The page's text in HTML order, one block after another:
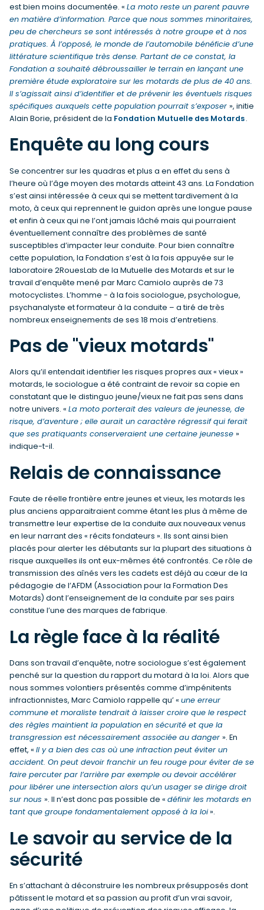
est bien moins documentée. « La moto reste un parent pauvre
en matière d’information. Parce que nous sommes minoritaires,
peu de chercheurs se sont intéressés à notre groupe et à nos
pratiques. À l’opposé, le monde de l’automobile bénéficie d’une
littérature scientifique très dense. Partant de ce constat, la
Fondation a souhaité débroussailler le terrain en lançant une
première étude exploratoire sur les motards de plus de 40 ans.
Il s’agissait ainsi d’identifier et de prévenir les éventuels risques
spécifiques auxquels cette population pourrait s’exposer », initie
Alain Borie, président de la Fondation Mutuelle des Motards.
Enquête au long cours
Se concentrer sur les quadras et plus a en effet du sens à
l’heure où l’âge moyen des motards atteint 43 ans. La Fondation
s’est ainsi intéressée à ceux qui se mettent tardivement à la
moto, à ceux qui reprennent le guidon après une longue pause
et enfin à ceux qui ne l’ont jamais lâché mais qui pourraient
éventuellement connaître des problèmes de santé
susceptibles d’impacter leur conduite. Pour bien connaître
cette population, la Fondation s’est à la fois appuyée sur le
laboratoire 2RouesLab de la Mutuelle des Motards et sur le
travail d’enquête mené par Marc Camiolo auprès de 73
motocyclistes. L’homme - à la fois sociologue, psychologue,
psychanalyste et formateur à la conduite – a tiré de très
nombreux enseignements de ses 18 mois d’entretiens.
Pas de "vieux motards"
Alors qu’il entendait identifier les risques propres aux « vieux »
motards, le sociologue a été contraint de revoir sa copie en
constatant que le distinguo jeune/vieux ne fait pas sens dans
notre univers. « La moto porterait des valeurs de jeunesse, de
risque, d’aventure ; elle aurait un caractère régressif qui ferait
que ses pratiquants conserveraient une certaine jeunesse »
indique-t-il.
Relais de connaissance
Faute de réelle frontière entre jeunes et vieux, les motards les
plus anciens apparaitraient comme étant les plus à même de
transmettre leur expertise de la conduite aux nouveaux venus
en leur narrant des « récits fondateurs ». Ils sont ainsi bien
placés pour alerter les débutants sur la plupart des situations à
risque auxquelles ils ont eux-mêmes été confrontés. Ce rôle de
transmission des aînés vers les cadets est déjà au cœur de la
pédagogie de l’AFDM (Association pour la Formation Des
Motards) dont l’enseignement de la conduite par ses pairs
constitue l’une des marques de fabrique.
La règle face à la réalité
Dans son travail d’enquête, notre sociologue s’est également
penché sur la question du rapport du motard à la loi. Alors que
nous sommes volontiers présentés comme d’impénitents
infractionnistes, Marc Camiolo rappelle qu’ « une erreur
commune et moraliste tendrait à laisser croire que le respect
des règles maintient la population en sécurité et que la
transgression est nécessairement associée au danger ». En
effet, « Il y a bien des cas où une infraction peut éviter un
accident. On peut devoir franchir un feu rouge pour éviter de se
faire percuter par l’arrière par exemple ou devoir accélérer
pour libérer une intersection alors qu’un usager se dirige droit
sur nous ». Il n’est donc pas possible de « définir les motards en
tant que groupe fondamentalement opposé à la loi».
Le savoir au service de la
sécurité
En s’attachant à déconstruire les nombreux présupposés dont
pâtissent le motard et sa passion au profit d’un vrai savoir,